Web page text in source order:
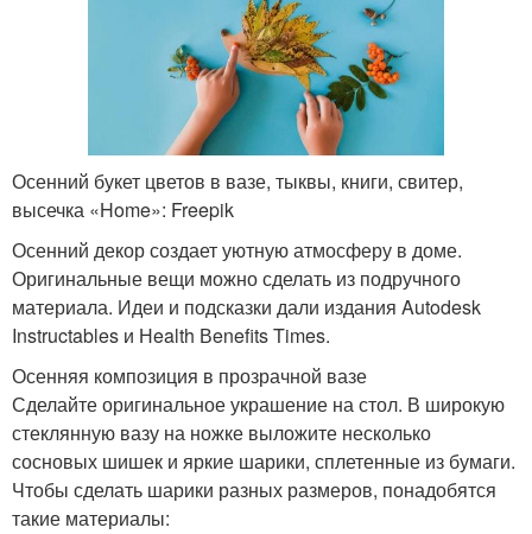
Осенний букет цветов в вазе, тыквы, книги, свитер,
высечка «Home»: Freepik
Осенний декор создает уютную атмосферу в доме.
Оригинальные вещи можно сделать из подручного
материала. Идеи и подсказки дали издания Autodesk
Instructables и Нealth Вenefits Times.
Осенняя композиция в прозрачной вазе
Сделайте оригинальное украшение на стол. В широкую
стеклянную вазу на ножке выложите несколько
сосновых шишек и яркие шарики, сплетенные из бумаги.
Чтобы сделать шарики разных размеров, понадобятся
такие материалы: